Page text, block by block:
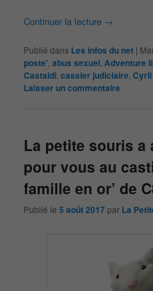
Continuer la lecture →
Publié dans Les infos du net |
poste' ,abus sexuel Adventure
Castaldi ,cassier judiciaire ,Cyril
Laisser un commentaire
La petite souris a
pour vous au
famille en or’ de
Publié le5 août 2017 par La